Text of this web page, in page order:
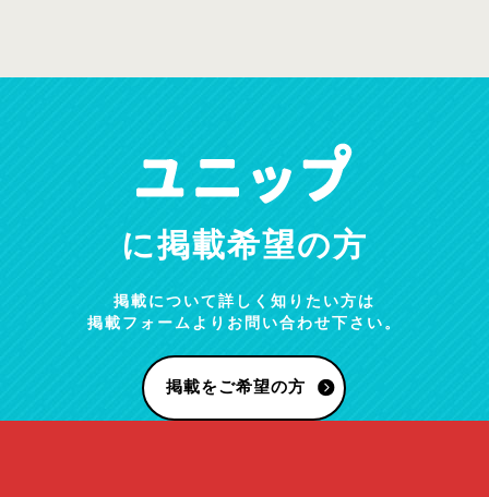
に掲載希望の方
掲載について詳しく知りたい方は
掲載フォームよりお問い合わせ下さい。
掲載をご希望の方